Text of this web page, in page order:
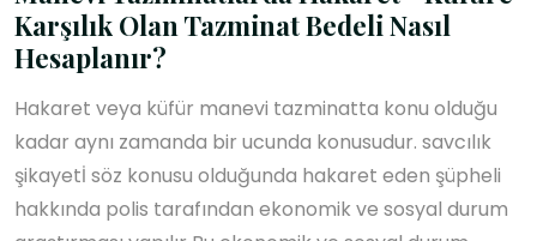
Karşılık Olan Tazminat Bedeli Nasıl
Hesaplanır?
Hakaret veya küfür manevi tazminatta konu olduğu
kadar aynı zamanda bir ucunda konusudur. savcılık
şikayetİ söz konusu olduğunda hakaret eden şüpheli
hakkında polis tarafından ekonomik ve sosyal durum